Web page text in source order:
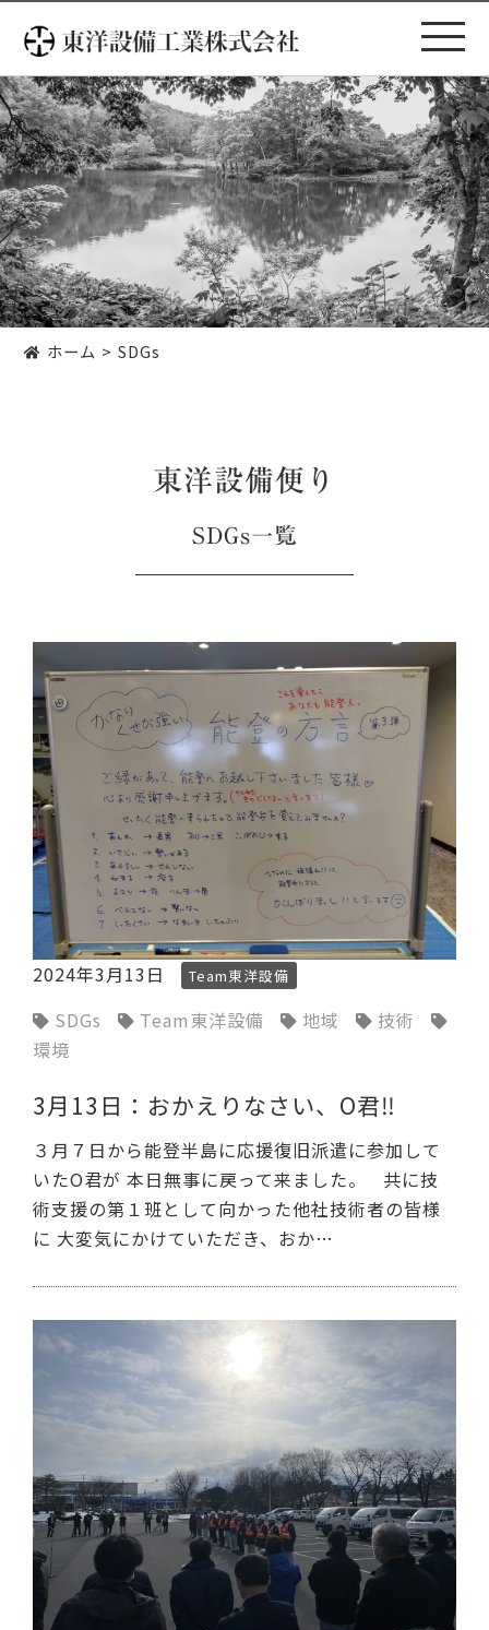
テ
ン
ツ
へ
ス
キ
ッ
プ
ホーム SDGs
東洋設備便り
SDGs一覧
2024年3月13日 Team東洋設備
SDGs Team東洋設備 地域
技術
環境
3月13日：おかえりなさい、O君‼
３月７日から能登半島に応援復旧派遣に参加して
いたO君が 本日無事に戻って来ました。 共に技
術支援の第１班として向かった他社技術者の皆様
に 大変気にかけていただき、おか…